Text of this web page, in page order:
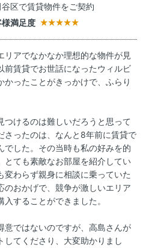
区で賃貸物件をご契約
様満足度
リアでなかなか理想的な物件が見
前賃貸でお世話になったウィルビ
かったことがきっかけで、ふらり
つけるのは難しいだろうと思って
さったのは、なんと8年前に賃貸で
でした。その当時も私の好みを的
とても素敵なお部屋を紹介してい
変わらず親身に相談に乗っていた
のおかげで、競争が激しいエリア
することができました。
意ではないのですが、高島さんが
してくださり、大変助かりまし